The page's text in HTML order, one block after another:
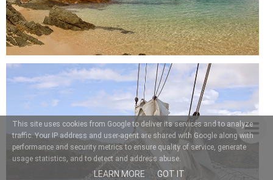
This site uses cookies from Google to deliver its services and to analyze
traffic. Your IP address and user-agent are shared with Google along with
performance and security metrics to ensure quality of service, generate
usage statistics, and to detect and address abuse.
LEARN MORE GOT IT